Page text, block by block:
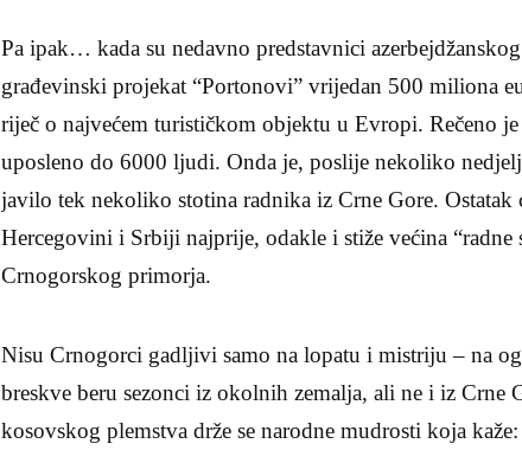
Pa ipak… kada su nedavno predstavnici
građevinski projekat “Portonovi” vrijedan 500 miliona
riječ o najvećem turističkom objektu u Evropi. Rečeno
uposleno do 6000 ljudi. Onda je, poslije nekoliko
javilo tek nekoliko stotina radnika iz Crne Gore.
Hercegovini i Srbiji najprije, odakle i stiže većina “radne
Crnogorskog primorja.
Nisu Crnogorci gadljivi samo na lopatu i mistriju – na
breskve beru sezonci iz okolnih zemalja, ali ne i iz
kosovskog plemstva drže se narodne mudrosti koja